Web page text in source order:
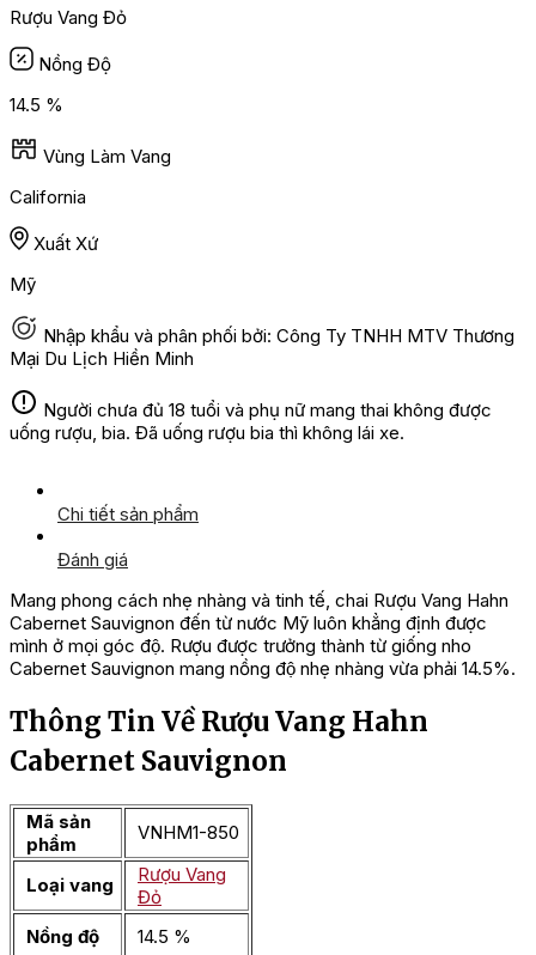
Rượu Vang Đỏ
Nồng Độ
14.5 %
Vùng Làm Vang
California
Xuất Xứ
Mỹ
Nhập khẩu và phân phối bởi: Công Ty TNHH MTV Thương
Mại Du Lịch Hiền Minh
Người chưa đủ 18 tuổi và phụ nữ mang thai không được
uống rượu, bia. Đã uống rượu bia thì không lái xe.
Chi tiết sản phẩm
Đánh giá
Mang phong cách nhẹ nhàng và tinh tế, chai Rượu Vang Hahn
Cabernet Sauvignon đến từ nước Mỹ luôn khẳng định được
mình ở mọi góc độ. Rượu được trưởng thành từ giống nho
Cabernet Sauvignon mang nồng độ nhẹ nhàng vừa phải 14.5%.
Thông Tin Về Rượu Vang Hahn
Cabernet Sauvignon
Mã sản
phẩm
VNHM1-850
Loại vang
Rượu Vang
Đỏ
Nồng độ
14.5 %